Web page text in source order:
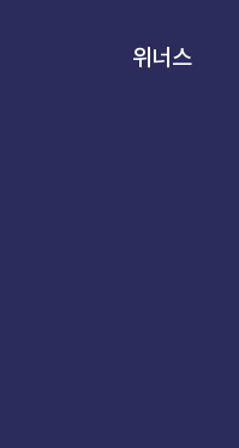
위너스